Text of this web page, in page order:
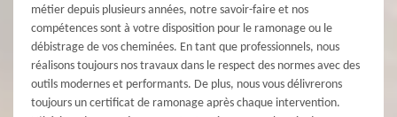
métier depuis plusieurs années, notre savoir-faire et nos
compétences sont à votre disposition pour le ramonage ou le
débistrage de vos cheminées. En tant que professionnels, nous
réalisons toujours nos travaux dans le respect des normes avec des
outils modernes et performants. De plus, nous vous délivrerons
toujours un certificat de ramonage après chaque intervention.